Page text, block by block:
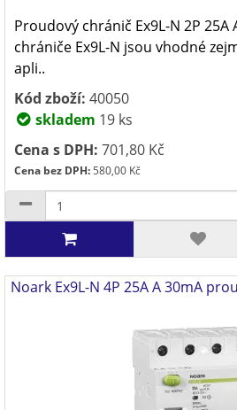
Proudový chránič Ex9L-N 2P 25A
chrániče Ex9L-N jsou vhodné
apli..
Kód zboží: 40050
skladem 19 ks
Cena s DPH: 701,80 Kč
Cena bez DPH:580,00 Kč
Noark Ex9L-N 4P 25A A 30mA